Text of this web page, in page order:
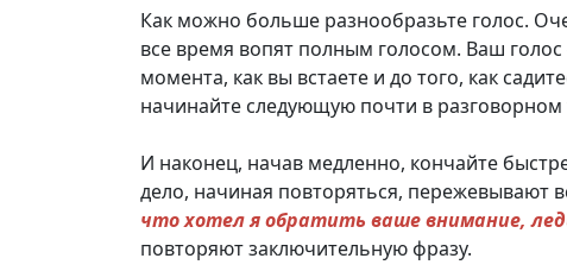
Как можно больше разнообразьте голос.
все время вопят полным голосом. Ваш
момента, как вы встаете и до того, как
начинайте следующую почти в разговорном
И наконец, начав медленно, кончайте
дело, начиная повторяться, пережевывают
что хотел я обратить ваше внимание,
повторяют заключительную фразу.